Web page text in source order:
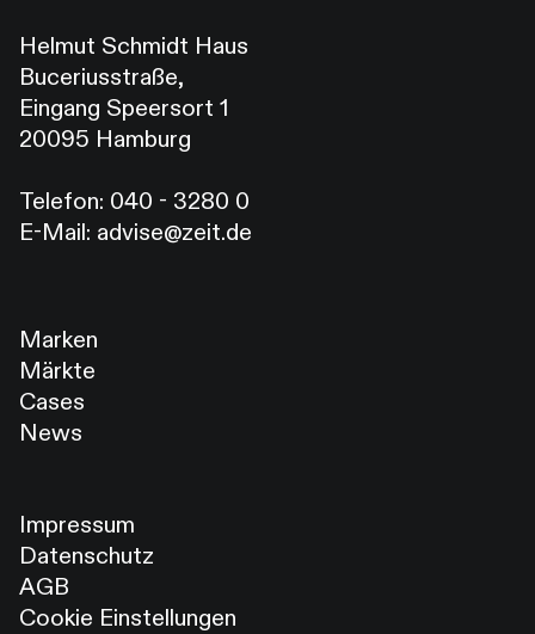
Helmut Schmidt Haus
Buceriusstraße,
Eingang Speersort 1
20095 Hamburg
Telefon: 040 - 3280 0
E-Mail: advise@zeit.de
Marken
Märkte
Cases
News
Impressum
Datenschutz
AGB
Cookie Einstellungen